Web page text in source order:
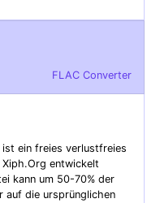
FLAC Converter
ein freies verlustfreies
entwickelt
kann um 50-70% der
auf die ursprünglichen